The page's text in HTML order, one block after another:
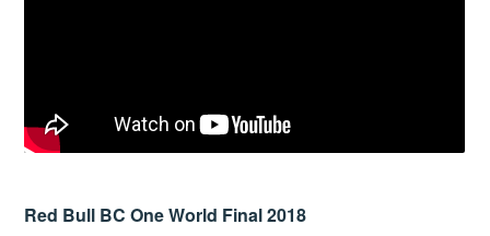
Red Bull BC One World Final 2018